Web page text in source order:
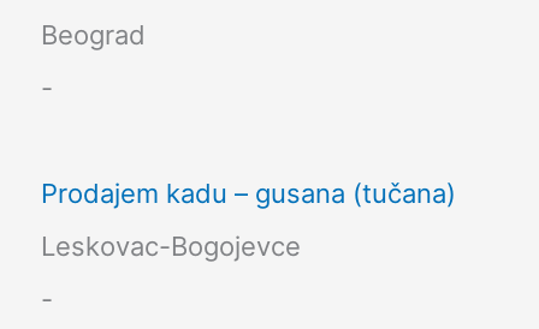
Beograd
-
Prodajem kadu – gusana (tučana)
Leskovac-Bogojevce
-